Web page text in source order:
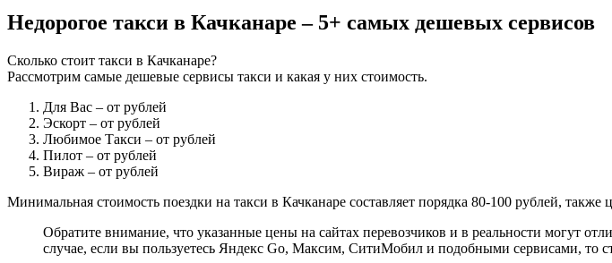
Недорогое такси в Качканаре – 5+ самых дешевых сервисов
Сколько стоит такси в Качканаре?
Рассмотрим самые дешевые сервисы такси и какая у них стоимость.
Для Вас – от рублей
Эскорт – от рублей
Любимое Такси – от рублей
Пилот – от рублей
Вираж – от рублей
Минимальная стоимость поездки на такси в Качканаре составляет порядка 80-100 рублей, также
Обратите внимание, что указанные цены на сайтах перевозчиков и в реальности могут
случае, если вы пользуетесь Яндекс Go, Максим, СитиМобил и подобными сервисами, то